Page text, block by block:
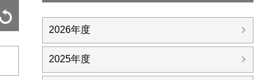
2026年度
2025年度